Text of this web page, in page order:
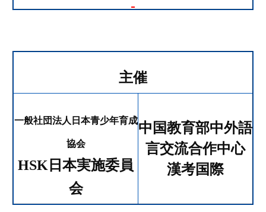
主催
一般社団法人日本青少年育成
協会
HSK 日本実施委員
会
中国教育部中外語
言交流合作中心
漢考国際